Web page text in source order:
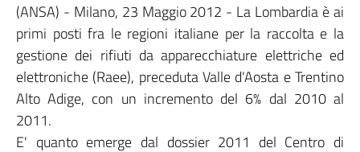
(ANSA) - Milano, 23 Maggio 2012 - La Lombardia è ai
primi posti fra le regioni italiane per la raccolta e la
gestione dei rifiuti da apparecchiature elettriche ed
elettroniche (Raee), preceduta Valle d'Aosta e Trentino
Alto Adige, con un incremento del 6% dal 2010 al
2011.
E' quanto emerge dal dossier 2011 del Centro di